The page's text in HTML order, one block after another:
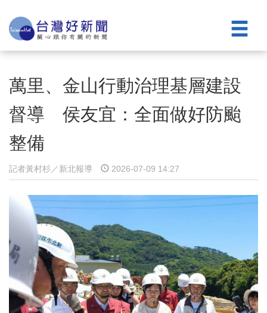
萬里、金山行動治理基層建設
督導 侯友宜：全面做好防颱
整備
記者黃村杉／新北報導 2026-07-09 14:27